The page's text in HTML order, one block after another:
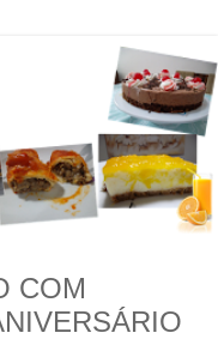
COM